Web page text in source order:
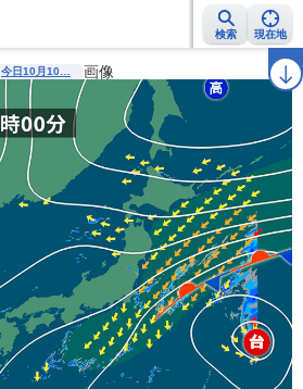
検索 現在地
地震情報 警報・注意報 ラ
今日10月10… 画像